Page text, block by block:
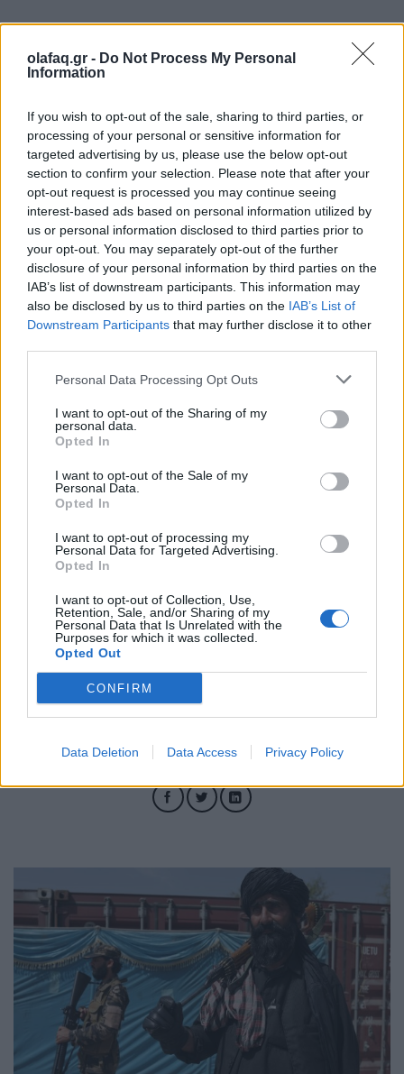
olafaq.gr - Do Not Process My Personal
Information
If you wish to opt-out of the sale, sharing to third parties, or
processing of your personal or sensitive information for
targeted advertising by us, please use the below opt-out
section to confirm your selection. Please note that after your
opt-out request is processed you may continue seeing
interest-based ads based on personal information utilized by
us or personal information disclosed to third parties prior to
your opt-out. You may separately opt-out of the further
disclosure of your personal information by third parties on the
IAB’s list of downstream participants. This information may
also be disclosed by us to third parties on the IAB’s List of
Downstream Participants that may further disclose it to other
Personal Data Processing Opt Outs
I want to opt-out of the Sharing of my
personal data.
Opted In
I want to opt-out of the Sale of my
Personal Data.
Opted In
I want to opt-out of processing my
Personal Data for Targeted Advertising.
Opted In
I want to opt-out of Collection, Use,
Retention, Sale, and/or Sharing of my
Personal Data that Is Unrelated with the
Purposes for which it was collected.
Opted Out
CONFIRM
Data Deletion Data Access Privacy Policy
Κατά την επίθεση, φώναξε «ο Αλλάχ είναι
μεγάλος», όπως έγινε γνωστό από αστυνομική πηγή
και επιβεβαίωσε ο υπουργός Εσωτερικών της
Γαλλίας.
Διαβάστε περισσότερα→
Δημοσιεύθηκε σεΔιεθνή | Taggedδολοφονική επίθεση,εξτρεμιστής
μουσουλμάνος,Ισλαμικό Κράτος,Παρίσι,ψυχιατρικές διαταραχές
Εφημερίδα
Οι Ταλιμπάν σκότωσαν ανώτατα στελέχη του Ισλαμικού
Είχαν εμπλακεί σε πρόσφατες επιθέσεις που
διαπράχθηκαν στην Καμπούλ, εναντίον
διπλωματικών αποστολών, τζαμιών και
άλλων στόχων.
28.02.2023